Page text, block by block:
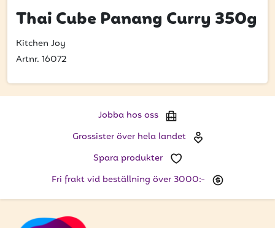
Hitta din grossist
Hållbarhet
Jobba hos oss
Glassutbildningar
Logga in
Thai Cube Panang Curry 350g
Kitchen Joy
Artnr. 16072
Jobba hos oss
Grossister över hela landet
Spara produkter
Fri frakt vid beställning över 3000:-